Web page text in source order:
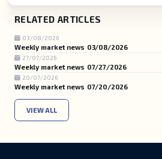
RELATED ARTICLES
03/08/2026
Weekly market news 03/08/2026
27/07/2026
Weekly market news 07/27/2026
20/07/2026
Weekly market news 07/20/2026
VIEW ALL